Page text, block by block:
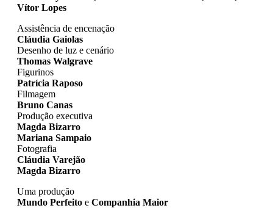
Vítor Lopes
Assistência de encenação
Cláudia Gaiolas
Desenho de luz e cenário
Thomas Walgrave
Figurinos
Patrícia Raposo
Filmagem
Bruno Canas
Produção executiva
Magda Bizarro
Mariana Sampaio
Fotografia
Cláudia Varejão
Magda Bizarro
Uma produção
Mundo Perfeito e Companhia Maior